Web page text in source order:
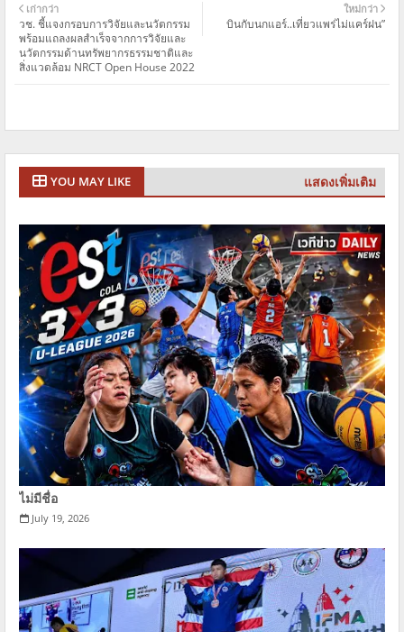
ใหม่กว่า
บินกับนกแอร์..เที่ยวแพร่ไม่แคร์ฝน”
เก่ากว่า
วช. ชี้แจงกรอบการวิจัยและนวัตกรรม
พร้อมแถลงผลสำเร็จจากการวิจัยและ
นวัตกรรมด้านทรัพยากรธรรมชาติและ
สิ่งแวดล้อม NRCT Open House 2022
YOU MAY LIKE แสดงเพิ่มเติม
ไม่มีชื่อ
July 19, 2026